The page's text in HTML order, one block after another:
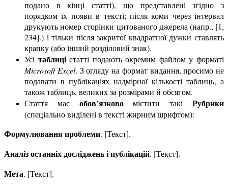
подано в кінці статті), що представлені згідно з
порядком їх появи в тексті; після коми через інтервал
друкують номер сторінки цитованого джерела (напр., [1,
234].) і тільки після закритої квадратної дужки ставлять
крапку (або інший розділовий знак).
Усі таблицістатті подають окремим файлом у форматі
Microsoft Excel. З огляду на формат видання, просимо не
подавати в публікаціях надмірної кількості таблиць, а
також таблиць, великих за розмірами й обсягом.
Стаття має обов’язковомістити такіРубрики
(спеціально виділені в тексті жирним шрифтом):
Формулювання проблеми. [Текст].
Аналіз останніх досліджень і публікацій. [Текст].
Мета. [Текст].